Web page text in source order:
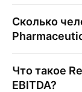
Сколько
Что такое
EBITDA?